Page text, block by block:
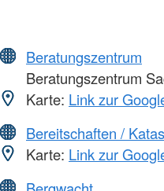
Beratungszentrum
Beratungszentrum
Karte: Link zur
Bereitschaften /
Karte: Link zur